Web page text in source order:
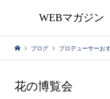
WEBマガジン
ブログ プロデューサーお
花の博覧会